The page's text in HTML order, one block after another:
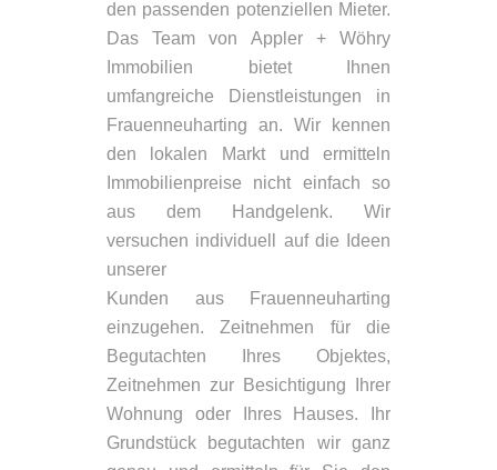
den passenden potenziellen Mieter.
Das Team von Appler + Wöhry
Immobilien bietet Ihnen
umfangreiche Dienstleistungen in
Frauenneuharting an. Wir kennen
den lokalen Markt und ermitteln
Immobilienpreise nicht einfach so
aus dem Handgelenk. Wir
versuchen individuell auf die Ideen
unserer
Kunden aus Frauenneuharting
einzugehen. Zeitnehmen für die
Begutachten Ihres Objektes,
Zeitnehmen zur Besichtigung Ihrer
Wohnung oder Ihres Hauses. Ihr
Grundstück begutachten wir ganz